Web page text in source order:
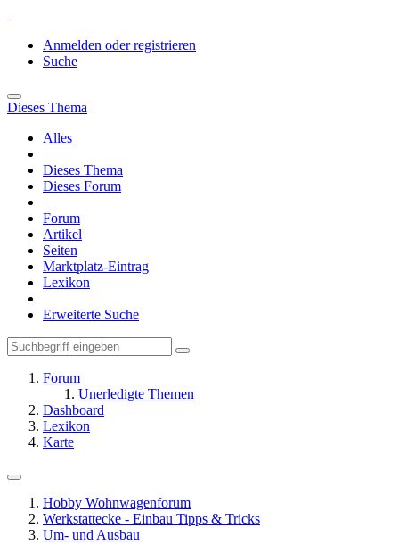
Anmelden oder registrieren
Suche
Dieses Thema
Alles
Dieses Thema
Dieses Forum
Forum
Artikel
Seiten
Marktplatz-Eintrag
Lexikon
Erweiterte Suche
Forum
Unerledigte Themen
Dashboard
Lexikon
Karte
Hobby Wohnwagenforum
Werkstattecke - Einbau Tipps & Tricks
Um- und Ausbau